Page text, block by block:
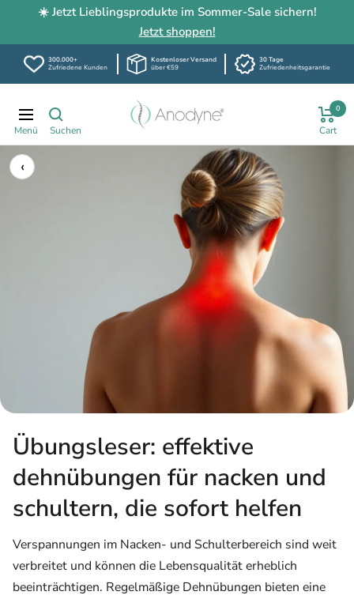
☀️ Jetzt Lieblingsprodukte im Sommer-Sale sichern!
Jetzt shoppen!
300.000+
Zufriedene Kunden
Kostenloser Versand
über €59
30 Tage
Zufriedenheitsgarantie
zum
Inhalt
Navigation
Anodyne-
shop.de
0
‹
Übungsleser: effektive
dehnübungen für nacken und
schultern, die sofort helfen
Verspannungen im Nacken- und Schulterbereich sind weit
verbreitet und können die Lebensqualität erheblich
beeinträchtigen. Regelmäßige Dehnübungen bieten eine